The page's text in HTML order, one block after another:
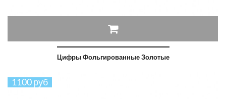
Цифры Фольгированные Золотые
1100 руб